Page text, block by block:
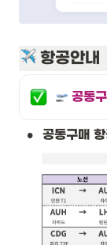
항공안내
공동
• 공동구매